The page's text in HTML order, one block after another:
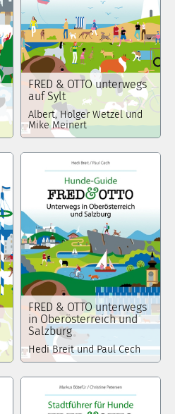
FRED & OTTO unterwegs
auf Sylt
Albert, Holger Wetzel und
Mike Meinert
FRED & OTTO unterwegs
in Oberösterreich und
Salzburg
Hedi Breit und Paul Cech